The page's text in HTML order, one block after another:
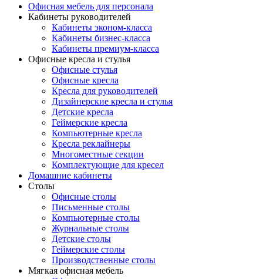
Офисная мебель для персонала
Кабинеты руководителей
Кабинеты эконом-класса
Кабинеты бизнес-класса
Кабинеты премиум-класса
Офисные кресла и стулья
Офисные стулья
Офисные кресла
Кресла для руководителей
Дизайнерские кресла и стулья
Детские кресла
Геймерские кресла
Компьютерные кресла
Кресла реклайнеры
Многоместные секции
Комплектующие для кресел
Домашние кабинеты
Столы
Офисные столы
Письменные столы
Компьютерные столы
Журнальные столы
Детские столы
Геймерские столы
Производственные столы
Мягкая офисная мебель